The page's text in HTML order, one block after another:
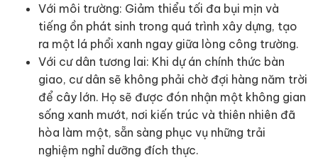
Với môi trường: Giảm thiểu tối đa bụi mịn và
tiếng ồn phát sinh trong quá trình xây dựng, tạo
ra một lá phổi xanh ngay giữa lòng công trường.
Với cư dân tương lai: Khi dự án chính thức bàn
giao, cư dân sẽ không phải chờ đợi hàng năm trời
để cây lớn. Họ sẽ được đón nhận một không gian
sống xanh mướt, nơi kiến trúc và thiên nhiên đã
hòa làm một, sẵn sàng phục vụ những trải
nghiệm nghỉ dưỡng đích thực.